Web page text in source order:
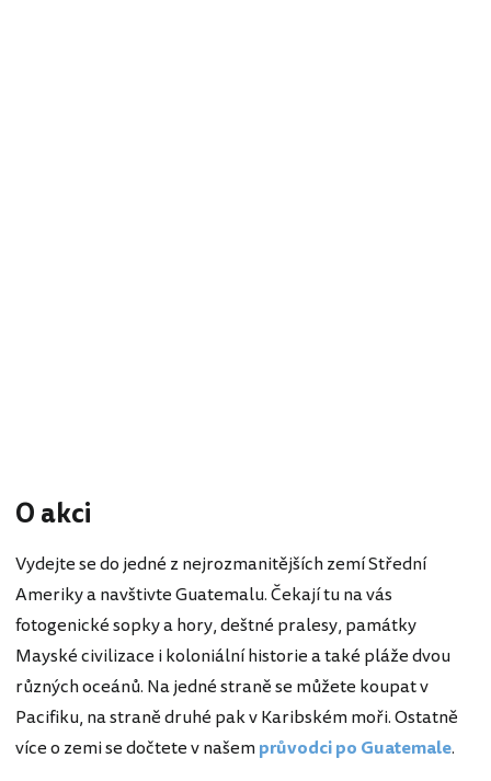
O akci
Vydejte se do jedné z nejrozmanitějších zemí Střední
Ameriky a navštivte Guatemalu. Čekají tu na vás
fotogenické sopky a hory, deštné pralesy, památky
Mayské civilizace i koloniální historie a také pláže dvou
různých oceánů. Na jedné straně se můžete koupat v
Pacifiku, na straně druhé pak v Karibském moři. Ostatně
více o zemi se dočtete v našemprůvodci po Guatemale.